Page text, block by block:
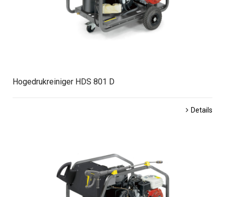
Hogedrukreiniger HDS 801 D
Details